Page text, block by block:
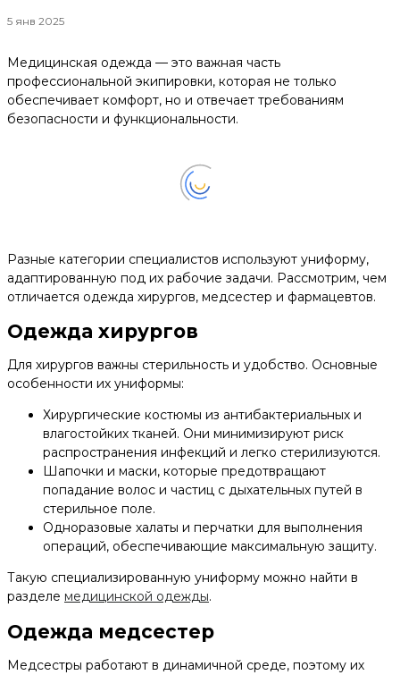
5 янв 2025
Медицинская одежда — это важная часть
профессиональной экипировки, которая не только
обеспечивает комфорт, но и отвечает требованиям
безопасности и функциональности.
Разные категории специалистов используют униформу,
адаптированную под их рабочие задачи. Рассмотрим, чем
отличается одежда хирургов, медсестер и фармацевтов.
Одежда хирургов
Для хирургов важны стерильность и удобство. Основные
особенности их униформы:
Хирургические костюмы из антибактериальных и
влагостойких тканей. Они минимизируют риск
распространения инфекций и легко стерилизуются.
Шапочки и маски, которые предотвращают
попадание волос и частиц с дыхательных путей в
стерильное поле.
Одноразовые халаты и перчатки для выполнения
операций, обеспечивающие максимальную защиту.
Такую специализированную униформу можно найти в
разделе медицинской одежды.
Одежда медсестер
Медсестры работают в динамичной среде, поэтому их